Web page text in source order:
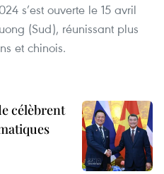
s’est ouverte le 15 avril
(Sud), réunissant plus
et chinois.
célèbrent